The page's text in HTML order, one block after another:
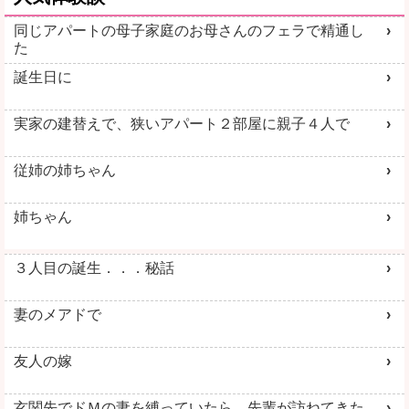
同じアパートの母子家庭のお母さんのフェラで精通し
た
誕生日に
実家の建替えで、狭いアパート２部屋に親子４人で
従姉の姉ちゃん
姉ちゃん
３人目の誕生．．．秘話
妻のメアドで
友人の嫁